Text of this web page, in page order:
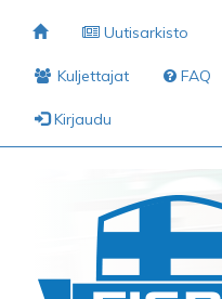
Uutisarkisto
Kuljettajat FAQ
Kirjaudu